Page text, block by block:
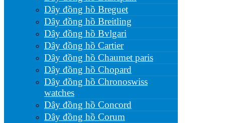
Dây đồng hồ Breguet
Dây đồng hồ Breitling
Dây đồng hồ Bvlgari
Dây đồng hồ Cartier
Dây đồng hồ Chaumet paris
Dây đồng hồ Chopard
Dây đồng hồ Chronoswiss
watches
Dây đồng hồ Concord
Dây đồng hồ Corum